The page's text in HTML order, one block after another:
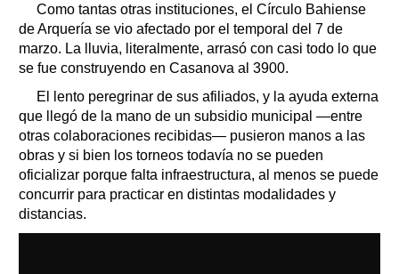
Como tantas otras instituciones, el Círculo Bahiense
de Arquería se vio afectado por el temporal del 7 de
marzo. La lluvia, literalmente, arrasó con casi todo lo que
se fue construyendo en Casanova al 3900.
El lento peregrinar de sus afiliados, y la ayuda externa
que llegó de la mano de un subsidio municipal —entre
otras colaboraciones recibidas— pusieron manos a las
obras y si bien los torneos todavía no se pueden
oficializar porque falta infraestructura, al menos se puede
concurrir para practicar en distintas modalidades y
distancias.